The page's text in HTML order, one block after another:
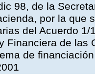
98, de la
por la que
del Acuerdo
Financiera de las
de